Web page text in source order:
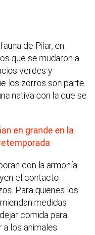
de Pilar, en
que se mudaron a
verdes y
los zorros son parte
nativa con la que se
en grande en la
con la armonía:
el contacto
Para quienes los
medidas
comida para
los animales